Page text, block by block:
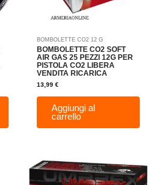
BOMBOLETTE CO2 12 G
BOMBOLETTE CO2 SOFT
AIR GAS 25 PEZZI 12G PER
PISTOLA CO2 LIBERA
VENDITA RICARICA
13,99€
Aggiungi al
carrello